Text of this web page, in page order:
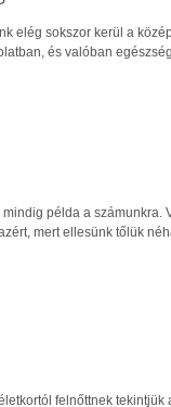
elég sokszor kerül a
és valóban
példa a
mert ellesünk tőlük
felnőttnek